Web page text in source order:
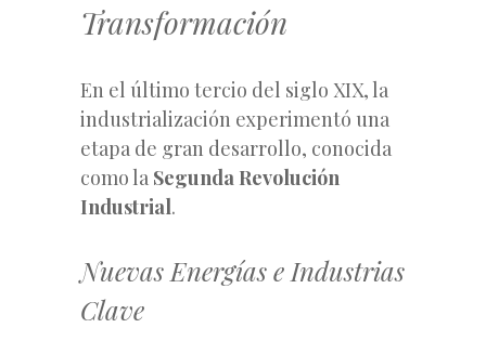
Transformación
En el último tercio del siglo XIX, la
industrialización experimentó una
etapa de gran desarrollo, conocida
como la Segunda Revolución
Industrial.
Nuevas Energías e Industrias
Clave